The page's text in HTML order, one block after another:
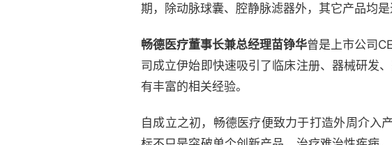
期，除动脉球囊、腔静脉滤器外，其它产品均是
畅德医疗董事长兼总经理苗铮华曾是上市公司
司成立伊始即快速吸引了临床注册、器械研发
有丰富的相关经验。
自成立之初，畅德医疗便致力于打造外周介